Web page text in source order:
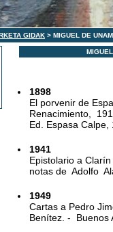
GIDAK > MIGUEL DE
1898
El porvenir de
Renacimiento,
Ed. Espasa Calpe,
1941
Epistolario a
notas de Adolfo
1949
Cartas a Pedro
Benítez. - Buenos